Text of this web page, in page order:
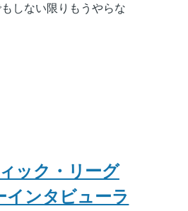
しない限りもうやらな
ック・リーグ
インタビューラ